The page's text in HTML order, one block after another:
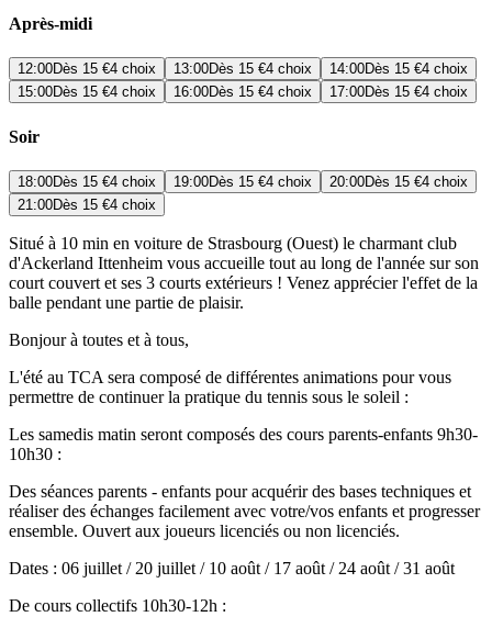
Après-midi
12:00Dès 15 €4 choix 13:00Dès 15 €4 choix 14:00Dès 15 €4 choix
15:00Dès 15 €4 choix 16:00Dès 15 €4 choix 17:00Dès 15 €4 choix
Soir
18:00Dès 15 €4 choix 19:00Dès 15 €4 choix 20:00Dès 15 €4 choix
21:00Dès 15 €4 choix
Situé à 10 min en voiture de Strasbourg (Ouest) le charmant club
d'Ackerland Ittenheim vous accueille tout au long de l'année sur son
court couvert et ses 3 courts extérieurs ! Venez apprécier l'effet de la
balle pendant une partie de plaisir.
Bonjour à toutes et à tous,
L'été au TCA sera composé de différentes animations pour vous
permettre de continuer la pratique du tennis sous le soleil :
Les samedis matin seront composés des cours parents-enfants 9h30-
10h30 :
Des séances parents - enfants pour acquérir des bases techniques et
réaliser des échanges facilement avec votre/vos enfants et progresser
ensemble. Ouvert aux joueurs licenciés ou non licenciés.
Dates : 06 juillet / 20 juillet / 10 août / 17 août / 24 août / 31 août
De cours collectifs 10h30-12h :